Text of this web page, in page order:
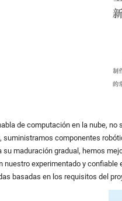
de computación en la nube, no
suministramos componentes
su maduración gradual, hemos
nuestro experimentado y
basadas en los requisitos del